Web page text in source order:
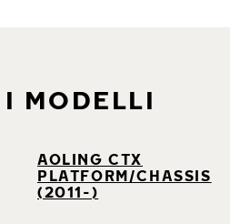
MODELLI
AOLING CTX
PLATFORM/CHASSIS
(2011-)